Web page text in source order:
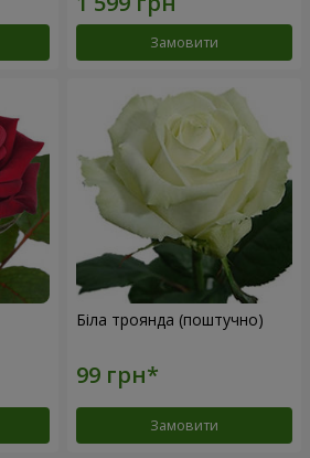
Замовити
Біла троянда (поштучно)
Замовити